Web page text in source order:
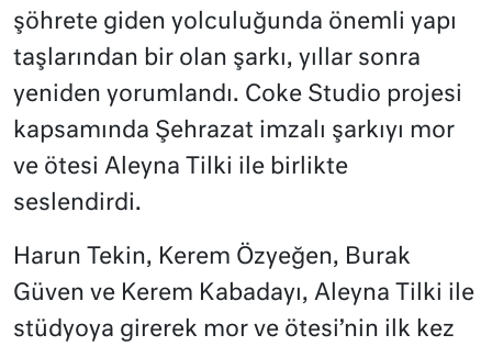
şöhrete giden yolculuğunda önemli yapı
taşlarından bir olan şarkı, yıllar sonra
yeniden yorumlandı. Coke Studio projesi
kapsamında Şehrazat imzalı şarkıyı mor
ve ötesi Aleyna Tilki ile birlikte
seslendirdi.
Harun Tekin, Kerem Özyeğen, Burak
Güven ve Kerem Kabadayı, Aleyna Tilki ile
stüdyoya girerek mor ve ötesi’nin ilk kez